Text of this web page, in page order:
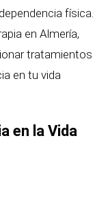
física.
en Almería,
tratamientos
en tu vida
en la Vida